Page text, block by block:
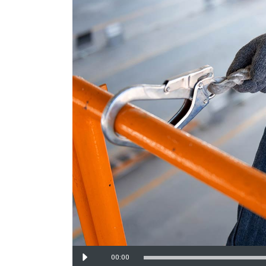
Ses
00:00